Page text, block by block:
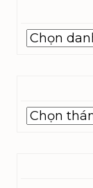
Mục
lục
Time
line